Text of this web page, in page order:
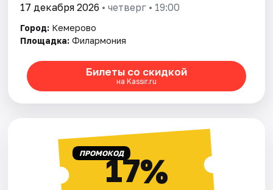
17 декабря 2026 • четверг • 19:00
Город: Кемерово
Площадка: Филармония
Билеты со скидкой
на Kassir.ru
ПРОМОКОД17%